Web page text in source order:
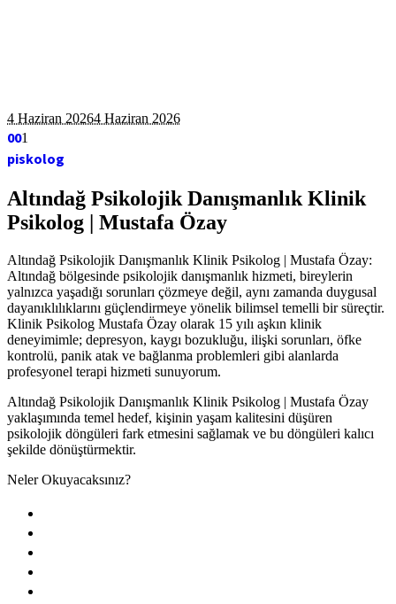
4 Haziran 20264 Haziran 2026
001
piskolog
Altındağ Psikolojik Danışmanlık Klinik
Psikolog | Mustafa Özay
Altındağ Psikolojik Danışmanlık Klinik Psikolog | Mustafa Özay:
Altındağ bölgesinde psikolojik danışmanlık hizmeti, bireylerin
yalnızca yaşadığı sorunları çözmeye değil, aynı zamanda duygusal
dayanıklılıklarını güçlendirmeye yönelik bilimsel temelli bir süreçtir.
Klinik Psikolog Mustafa Özay olarak 15 yılı aşkın klinik
deneyimimle; depresyon, kaygı bozukluğu, ilişki sorunları, öfke
kontrolü, panik atak ve bağlanma problemleri gibi alanlarda
profesyonel terapi hizmeti sunuyorum.
Altındağ Psikolojik Danışmanlık Klinik Psikolog | Mustafa Özay
yaklaşımında temel hedef, kişinin yaşam kalitesini düşüren
psikolojik döngüleri fark etmesini sağlamak ve bu döngüleri kalıcı
şekilde dönüştürmektir.
Neler Okuyacaksınız?